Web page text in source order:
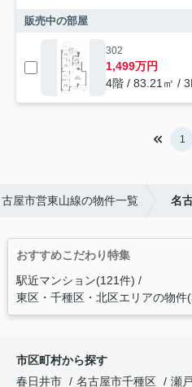
販売中の部屋
302
1,499万円
4階 / 83.21㎡ /
1
屋市営東山線の物件一覧 名
おすすめこだわり特集
駅近マンション(121件)
東区・千種区・北区エリアの物件
市区町村から探す
春日井市
名古屋市千種区 瀬